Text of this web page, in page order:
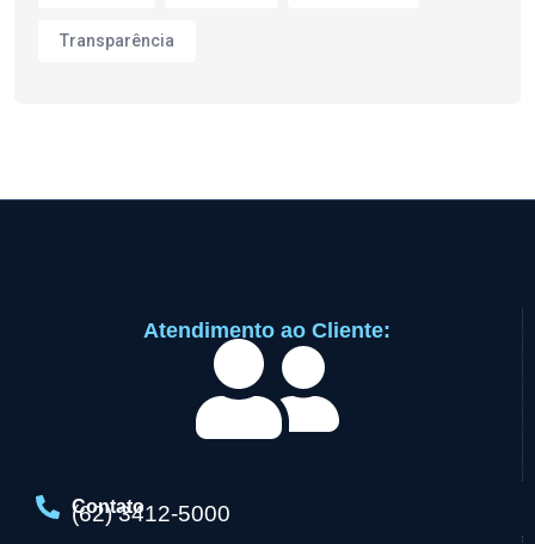
Transparência
Atendimento ao Cliente:
Contato
(62) 3412-5000